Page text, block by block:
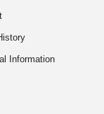
Information